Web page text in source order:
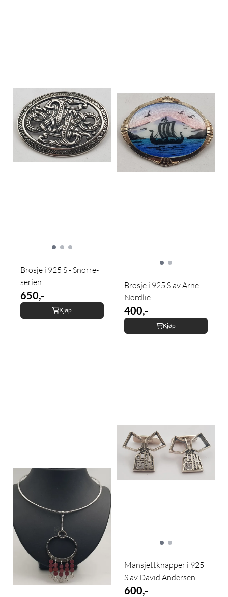
Brosje i 925 S - Snorre-
serien
650,-
Kjøp
Brosje i 925 S av Arne
Nordlie
400,-
Kjøp
Mansjettknapper i 925
S av David Andersen
600,-